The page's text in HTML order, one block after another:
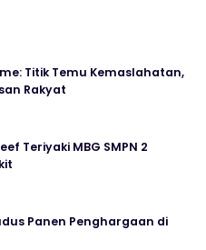
Titik Temu Kemaslahatan,
Rakyat
Teriyaki MBG SMPN 2
Panen Penghargaan di